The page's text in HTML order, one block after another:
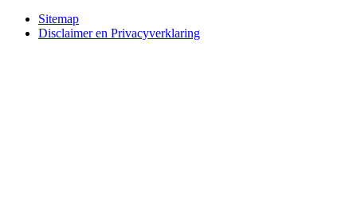
Bottom
Sitemap
Disclaimer en Privacyverklaring